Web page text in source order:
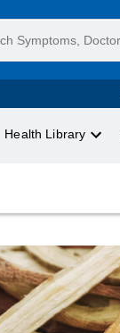
Health Library